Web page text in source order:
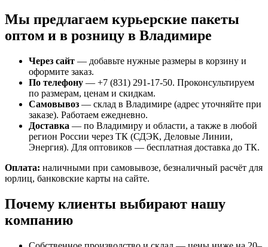
Мы предлагаем курьерские пакеты
оптом и в розницу в Владимире
Через сайт — добавьте нужные размеры в корзину и
оформите заказ.
По телефону — +7 (831) 291-17-50. Проконсультируем
по размерам, ценам и скидкам.
Самовывоз — склад в Владимире (адрес уточняйте при
заказе). Работаем ежедневно.
Доставка — по Владимиру и области, а также в любой
регион России через ТК (СДЭК, Деловые Линии,
Энергия). Для оптовиков — бесплатная доставка до ТК.
Оплата: наличными при самовывозе, безналичный расчёт для
юрлиц, банковские карты на сайте.
Почему клиенты выбирают нашу
компанию